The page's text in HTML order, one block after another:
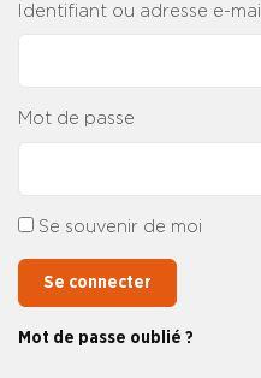
Identifiant ou adresse e-mail
Mot de passe
Se souvenir de moi
Se connecter
Mot de passe oublié ?